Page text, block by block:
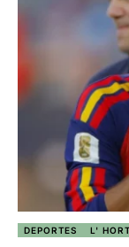
DEPORTES L'